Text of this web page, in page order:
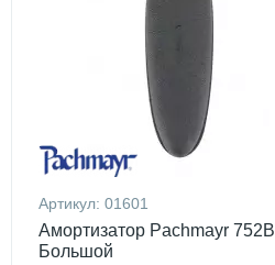
Артикул: 01601
Амортизатор Pachmayr 752B
Большой